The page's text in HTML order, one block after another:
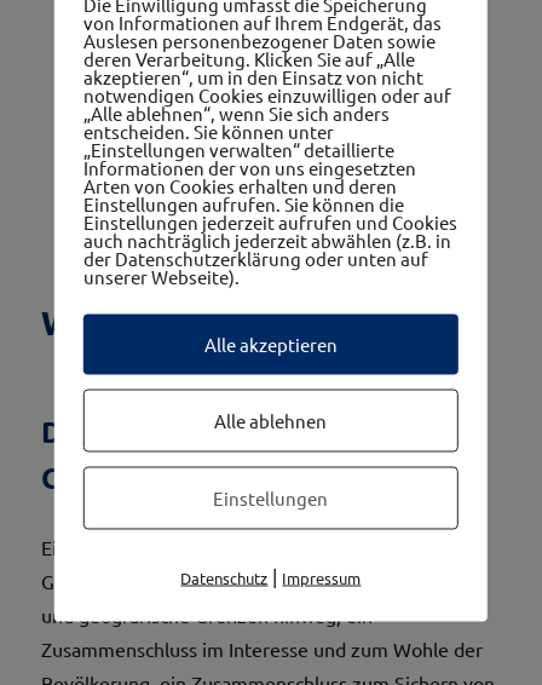
Was bedeutet westwinkel?
Das Miteinander von 5
Gemeinden in Niederösterreich.
Ein Zusammenschluss von Wirtschaft und
Gemeinden, ein Zusammenschluss über politische
und geografische Grenzen hinweg, ein
Zusammenschluss im Interesse und zum Wohle der
von Informationen auf Ihrem Endgerät, das
Auslesen personenbezogener Daten sowie
deren Verarbeitung. Klicken Sie auf „Alle
akzeptieren“, um in den Einsatz von nicht
notwendigen Cookies einzuwilligen oder auf
„Alle ablehnen“, wenn Sie sich anders
entscheiden. Sie können unter
„Einstellungen verwalten“ detaillierte
Informationen der von uns eingesetzten
Arten von Cookies erhalten und deren
Einstellungen aufrufen. Sie können die
Einstellungen jederzeit aufrufen und Cookies
auch nachträglich jederzeit abwählen (z.B. in
der Datenschutzerklärung oder unten auf
unserer Webseite).
Alle akzeptieren
Alle ablehnen
Einstellungen
Datenschutz | Impressum